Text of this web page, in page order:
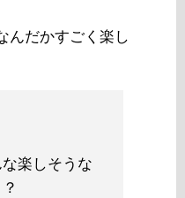
んだかすごく楽し
楽しそうな